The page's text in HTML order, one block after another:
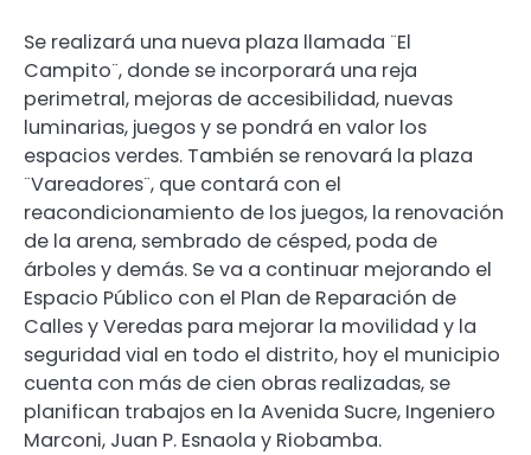
Se realizará una nueva plaza llamada ¨El
Campito¨, donde se incorporará una reja
perimetral, mejoras de accesibilidad, nuevas
luminarias, juegos y se pondrá en valor los
espacios verdes. También se renovará la plaza
¨Vareadores¨, que contará con el
reacondicionamiento de los juegos, la renovación
de la arena, sembrado de césped, poda de
árboles y demás. Se va a continuar mejorando el
Espacio Público con el Plan de Reparación de
Calles y Veredas para mejorar la movilidad y la
seguridad vial en todo el distrito, hoy el municipio
cuenta con más de cien obras realizadas, se
planifican trabajos en la Avenida Sucre, Ingeniero
Marconi, Juan P. Esnaola y Riobamba.